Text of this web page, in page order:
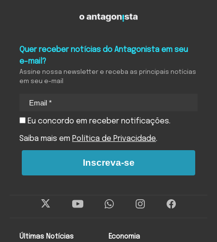
Últimas Notícias Economia
Quer receber notícias do Antagonista em seu
e-mail?
Assine nossa newsletter e receba as principais notícias
em seu e-mail
Eu concordo em receber notificações.
Saiba mais em Política de Privacidade.
Inscreva-se